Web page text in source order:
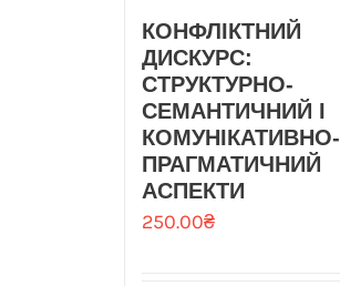
КОНФЛІКТНИЙ
ДИСКУРС:
СТРУКТУРНО-
СЕМАНТИЧНИЙ І
КОМУНІКАТИВНО-
ПРАГМАТИЧНИЙ
АСПЕКТИ
250.00₴